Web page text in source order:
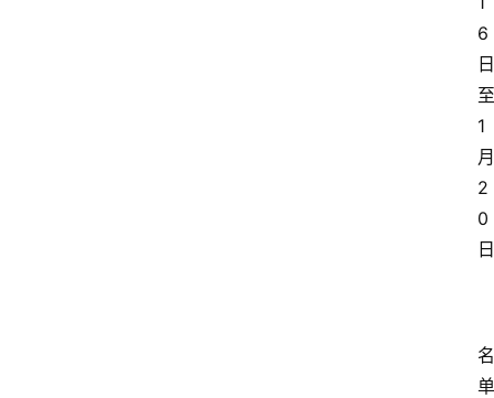
6
日
至
1
月
2
0
日
名
单